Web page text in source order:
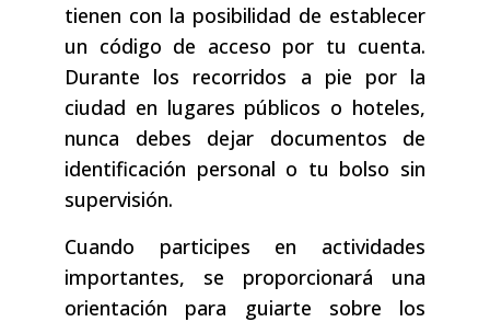
tienen con la posibilidad de establecer
un código de acceso por tu cuenta.
Durante los recorridos a pie por la
ciudad en lugares públicos o hoteles,
nunca debes dejar documentos de
identificación personal o tu bolso sin
supervisión.
Cuando participes en actividades
importantes, se proporcionará una
orientación para guiarte sobre los